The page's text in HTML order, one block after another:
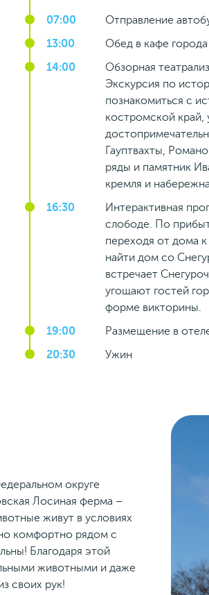
07:00
Отправление
13:00
Обед в кафе города
14:00
Обзорная
Экскурсия по
познакомиться с
костромской край,
Гауптвахты,
ряды и памятник
кремля и
16:30
Интерактивная
слободе. По
переходя от дома
найти дом со
встречает
угощают гостей
форме викторины.
19:00
Размещение в
20:30
Ужин
округе
Лосиная ферма –
живут в условиях
комфортно рядом с
Благодаря этой
животными и даже
своих рук!